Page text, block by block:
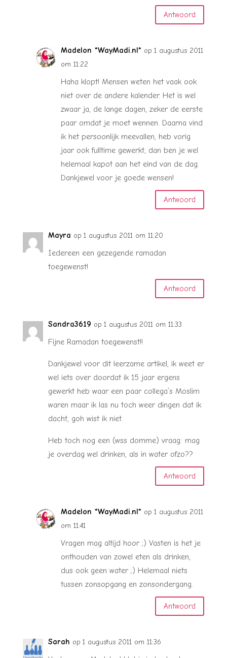
Antwoord
Madelon *WayMadi.nl* op 1 augustus 2011
om 11:22
Haha klopt! Mensen weten het vaak ook
niet over de andere kalender. Het is wel
zwaar ja, de lange dagen, zeker de eerste
paar omdat je moet wennen. Daarna vind
ik het persoonlijk meevallen, heb vorig
jaar ook fulltime gewerkt, dan ben je wel
helemaal kapot aan het eind van de dag.
Dankjewel voor je goede wensen!
Antwoord
Mayra op 1 augustus 2011 om 11:20
Iedereen een gezegende ramadan
toegewenst!
Antwoord
Sandra3619 op 1 augustus 2011 om 11:33
Fijne Ramadan toegewenst!!
Dankjewel voor dit leerzame artikel, ik weet er
wel iets over doordat ik 15 jaar ergens
gewerkt heb waar een paar collega’s Moslim
waren maar ik las nu toch weer dingen dat ik
dacht, goh wist ik niet.
Heb toch nog een (wss domme) vraag: mag
je overdag wel drinken, als in water ofzo??
Antwoord
Madelon *WayMadi.nl* op 1 augustus 2011
om 11:41
Vragen mag altijd hoor ;) Vasten is het je
onthouden van zowel eten als drinken,
dus ook geen water ;) Helemaal niets
tussen zonsopgang en zonsondergang.
Antwoord
Sarah op 1 augustus 2011 om 11:36